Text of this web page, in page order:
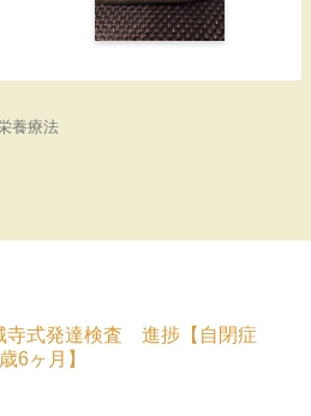
養療法
寺式発達検査 進捗【自閉症
6ヶ月】